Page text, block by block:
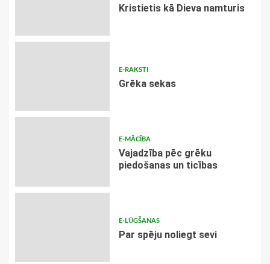
Kristietis kā Dieva namturis
E-RAKSTI
Grēka sekas
E-MĀCĪBA
Vajadzība pēc grēku
piedošanas un ticības
E-LŪGŠANAS
Par spēju noliegt sevi